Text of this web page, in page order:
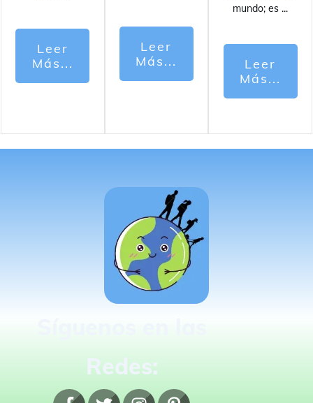
Leer
Más...
Leer
Más...
mundo; es ...
Leer
Más...
Redes: